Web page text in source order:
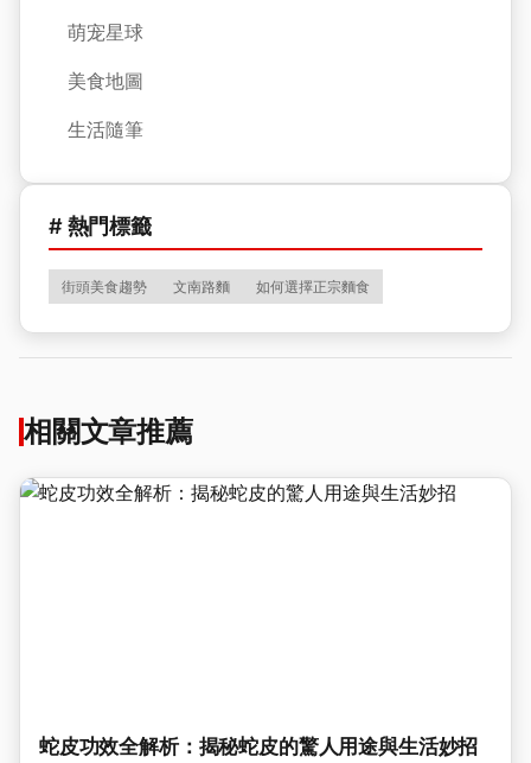
萌宠星球
美食地圖
生活隨筆
# 熱門標籤
街頭美食趨勢 文南路麵 如何選擇正宗麵食
相關文章推薦
蛇皮功效全解析：揭秘蛇皮的驚人用途與生活妙招